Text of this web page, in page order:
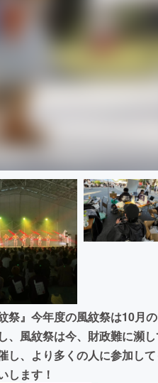
祭』今年度の風紋祭は10月
、風紋祭は今、財政難に瀕
し、より多くの人に参加し
します！